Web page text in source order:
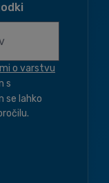
o varstvu
s
se lahko